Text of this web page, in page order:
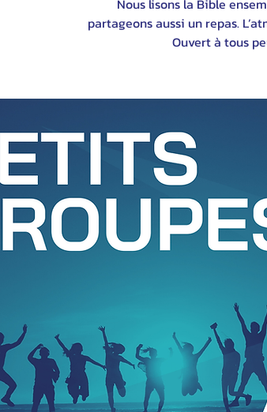
Nous lisons la Bible
partageons aussi un repas.
Ouvert à tous